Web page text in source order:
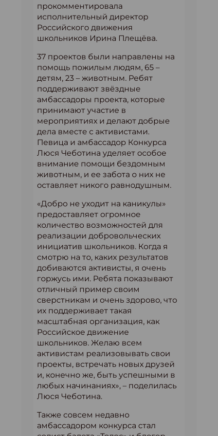
прокомментировала
исполнительный директор
Российского движения
школьников Ирина Плещёва.
37 проектов были направлены на
помощь пожилым людям, 65 –
детям, 23 – животным. Ребят
поддерживают звёздные
амбассадоры проекта, которые
принимают участие в
мероприятиях и делают добрые
дела вместе с активистами.
Певица и амбассадор Конкурса
Люся Чеботина уделяет особое
внимание помощи бездомным
животным, и ее забота о них не
оставляет никого равнодушным.
«Добро не уходит на каникулы»
предоставляет огромное
количество возможностей для
реализации добровольческих
инициатив школьников. Когда я
смотрю на то, каких результатов
добиваются активисты, я очень
горжусь ими. Ребята показывают
отличный пример своим
сверстникам и очень здорово, что
их поддерживает такая
масштабная организация, как
Российское движение
школьников. Желаю всем
активистам реализовывать свои
проекты, встречать новых друзей
и, конечно же, быть успешными в
любых начинаниях», – поделилась
Люся Чеботина.
Также совсем недавно
амбассадором конкурса стал